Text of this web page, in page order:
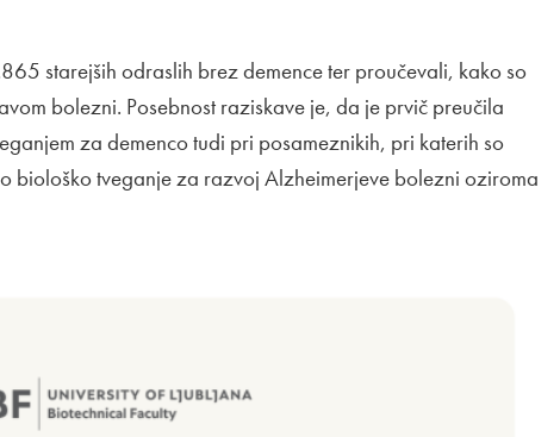
starejših odraslih brez demence ter proučevali, kako so
bolezni. Posebnost raziskave je, da je prvič preučila
za demenco tudi pri posameznikih, pri katerih so
biološko tveganje za razvoj Alzheimerjeve bolezni oziroma